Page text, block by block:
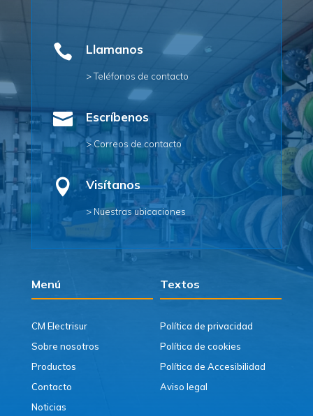
 Llamanos
> Teléfonos de contacto
 Escríbenos
> Correos de contacto
 Visítanos
> Nuestras ubicaciones
Menú Textos
CM Electrisur
Sobre nosotros
Productos
Contacto
Noticias
Política de privacidad
Política de cookies
Política de Accesibilidad
Aviso legal